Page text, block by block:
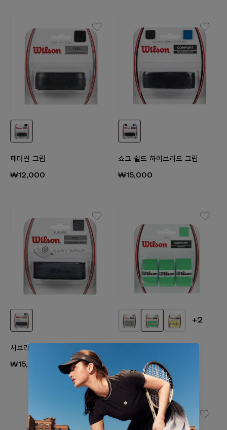
페더씬 그립
₩12,000
쇼크 쉴드 하이브리드 그립
₩15,000
서브라임 그립
₩15,000
+2
₩11,000